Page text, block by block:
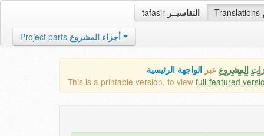
tafasir التفاسيــر Translations
Project parts أجزاء المشروع
المشروع عبر الواجهة الرئيسية
This is a printable version, to view full-featured